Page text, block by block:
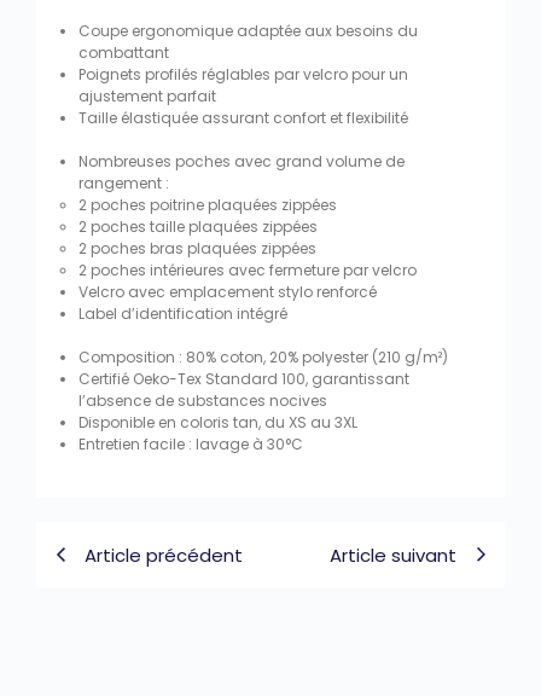
Coupe ergonomique adaptée aux besoins du
combattant
Poignets profilés réglables par velcro pour un
ajustement parfait
Taille élastiquée assurant confort et flexibilité
Nombreuses poches avec grand volume de
rangement :
2 poches poitrine plaquées zippées
2 poches taille plaquées zippées
2 poches bras plaquées zippées
2 poches intérieures avec fermeture par velcro
Velcro avec emplacement stylo renforcé
Label d’identification intégré
Composition : 80% coton, 20% polyester (210 g/m²)
Certifié Oeko-Tex Standard 100, garantissant
l’absence de substances nocives
Disponible en coloris tan, du XS au 3XL
Entretien facile : lavage à 30°C
Article précédent Article suivant